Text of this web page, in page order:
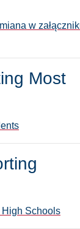
w
Most
Schools